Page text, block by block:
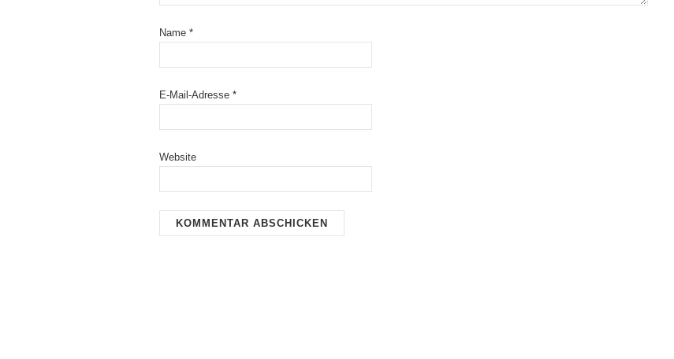
Name *
E-Mail-Adresse *
Website